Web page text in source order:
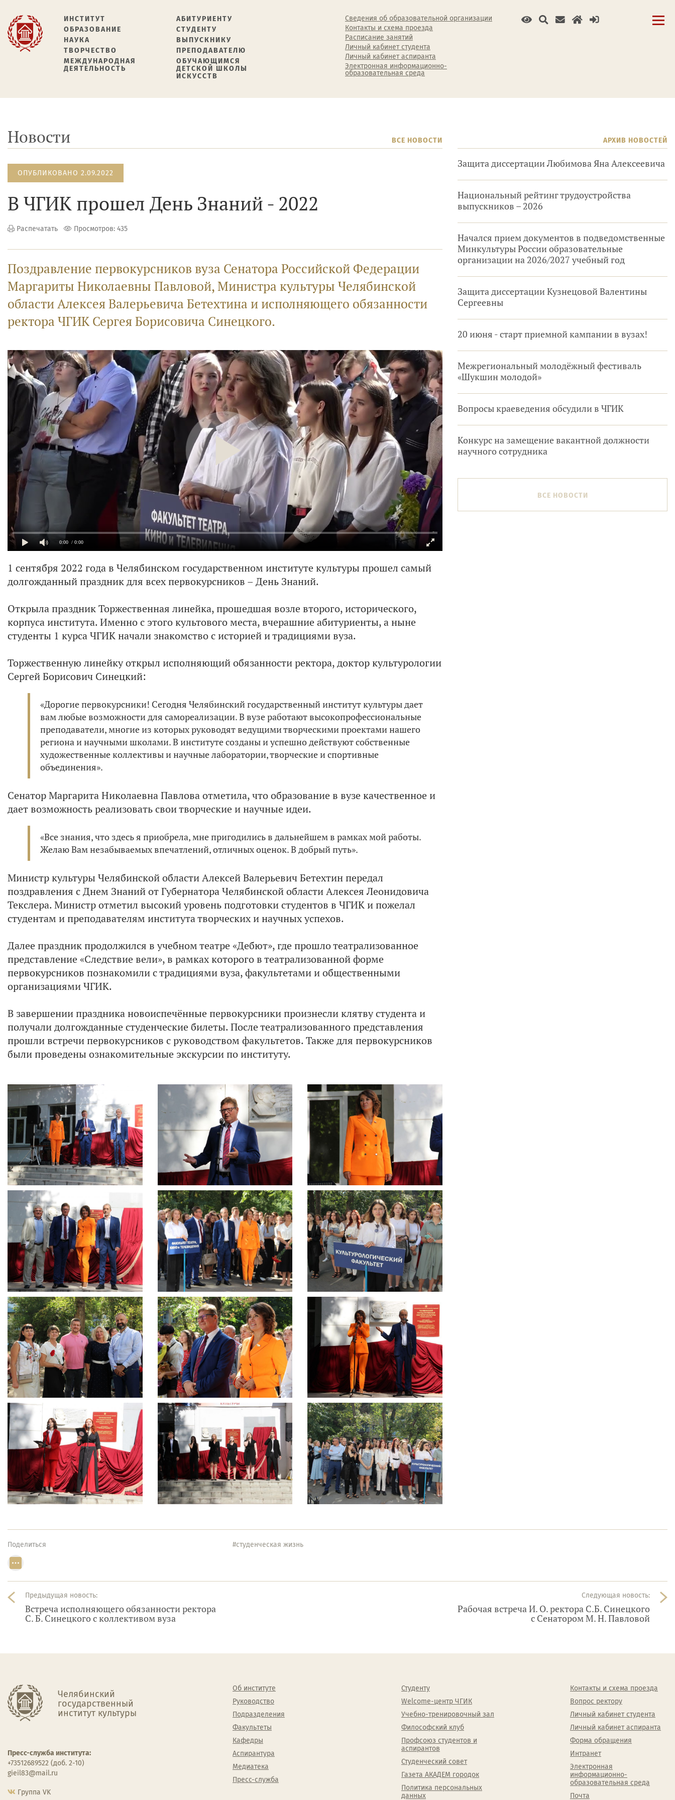
ИНСТИТУТ
ОБРАЗОВАНИЕ
НАУКА
ТВОРЧЕСТВО
МЕЖДУНАРОДНАЯ
ДЕЯТЕЛЬНОСТЬ
АБИТУРИЕНТУ
СТУДЕНТУ
ВЫПУСКНИКУ
ПРЕПОДАВАТЕЛЮ
ОБУЧАЮЩИМСЯ
ДЕТСКОЙ ШКОЛЫ
ИСКУССТВ
Сведения об образовательной организации
Контакты и схема проезда
Расписание занятий
Личный кабинет студента
Личный кабинет аспиранта
Электронная информационно-
образовательная среда
Новости ВСЕ НОВОСТИ
ОПУБЛИКОВАНО 2.09.2022
В ЧГИК прошел День Знаний - 2022
Распечатать Просмотров: 435
Поздравление первокурсников вуза Сенатора Российской Федерации
Маргариты Николаевны Павловой, Министра культуры Челябинской
области Алексея Валерьевича Бетехтина и исполняющего обязанности
ректора ЧГИК Сергея Борисовича Синецкого.
0:00 / 0:00
1 сентября 2022 года в Челябинском государственном институте культуры прошел самый
долгожданный праздник для всех первокурсников – День Знаний.
Открыла праздник Торжественная линейка, прошедшая возле второго, исторического,
корпуса института. Именно с этого культового места, вчерашние абитуриенты, а ныне
студенты 1 курса ЧГИК начали знакомство с историей и традициями вуза.
Торжественную линейку открыл исполняющий обязанности ректора, доктор культурологии
Сергей Борисович Синецкий:
«Дорогие первокурсники! Сегодня Челябинский государственный институт культуры дает
вам любые возможности для самореализации. В вузе работают высокопрофессиональные
преподаватели, многие из которых руководят ведущими творческими проектами нашего
региона и научными школами. В институте созданы и успешно действуют собственные
художественные коллективы и научные лаборатории, творческие и спортивные
объединения».
Сенатор Маргарита Николаевна Павлова отметила, что образование в вузе качественное и
дает возможность реализовать свои творческие и научные идеи.
«Все знания, что здесь я приобрела, мне пригодились в дальнейшем в рамках мой работы.
Желаю Вам незабываемых впечатлений, отличных оценок. В добрый путь».
Министр культуры Челябинской области Алексей Валерьевич Бетехтин передал
поздравления с Днем Знаний от Губернатора Челябинской области Алексея Леонидовича
Текслера. Министр отметил высокий уровень подготовки студентов в ЧГИК и пожелал
студентам и преподавателям института творческих и научных успехов.
Далее праздник продолжился в учебном театре «Дебют», где прошло театрализованное
представление «Следствие вели», в рамках которого в театрализованной форме
первокурсников познакомили с традициями вуза, факультетами и общественными
организациями ЧГИК.
В завершении праздника новоиспечённые первокурсники произнесли клятву студента и
получали долгожданные студенческие билеты. После театрализованного представления
прошли встречи первокурсников с руководством факультетов. Также для первокурсников
были проведены ознакомительные экскурсии по институту.
АРХИВ НОВОСТЕЙ
Защита диссертации Любимова Яна Алексеевича
Национальный рейтинг трудоустройства
выпускников – 2026
Начался прием документов в подведомственные
Минкультуры России образовательные
организации на 2026/2027 учебный год
Защита диссертации Кузнецовой Валентины
Сергеевны
20 июня - старт приемной кампании в вузах!
Межрегиональный молодёжный фестиваль
«Шукшин молодой»
Вопросы краеведения обсудили в ЧГИК
Конкурс на замещение вакантной должности
научного сотрудника
ВСЕ НОВОСТИ
Поделиться #студенческая жизнь
Предыдущая новость:
Встреча исполняющего обязанности ректора
С. Б. Синецкого с коллективом вуза
Следующая новость:
Рабочая встреча И. О. ректора С.Б. Синецкого
с Сенатором М. Н. Павловой
Челябинский
государственный
институт культуры
Пресс-служба института:
+73512689522 (доб. 2-10)
gieil83@mail.ru
Группа VK
Об институте
Руководство
Подразделения
Факультеты
Кафедры
Аспирантура
Медиатека
Пресс-служба
Студенту
Welcome-центр ЧГИК
Учебно-тренировочный зал
Философский клуб
Профсоюз студентов и
аспирантов
Студенческий совет
Газета АКАДЕМ городок
Политика персональных
данных
Контакты и схема проезда
Вопрос ректору
Личный кабинет студента
Личный кабинет аспиранта
Форма обращения
Интранет
Электронная
информационно-
образовательная среда
Почта